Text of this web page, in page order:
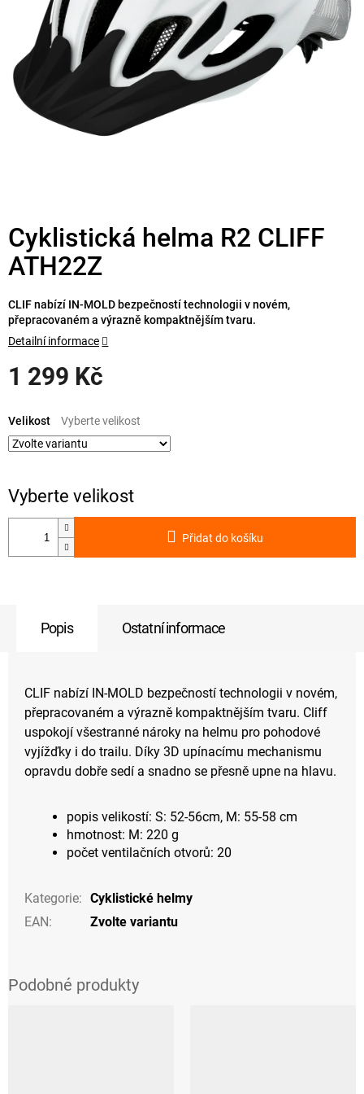
Cyklistická helma R2 CLIFF
ATH22Z
1 299 Kč
cena:
Velikost
Přidat do košíku
CLIF nabízí IN-MOLD bezpečností technologii v novém,
přepracovaném a výrazně kompaktnějším tvaru.
Detailní informace
Popis Ostatní informace
CLIF nabízí IN-MOLD bezpečností technologii v novém,
přepracovaném a výrazně kompaktnějším tvaru. Cliff
uspokojí všestranné nároky na helmu pro pohodové
vyjížďky i do trailu. Díky 3D upínacímu mechanismu
opravdu dobře sedí a snadno se přesně upne na hlavu.
popis velikostí: S: 52-56cm, M: 55-58 cm
hmotnost: M: 220 g
počet ventilačních otvorů: 20
Kategorie: Cyklistické helmy
EAN: Zvolte variantu